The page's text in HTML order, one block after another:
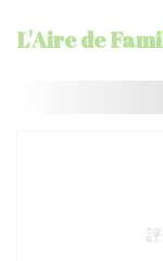
L'Aire de